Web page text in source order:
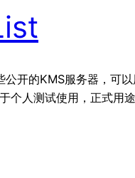
公开的KMS服务器，可
个人测试使用，正式用